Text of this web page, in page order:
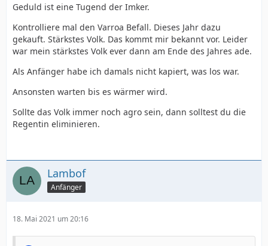
Geduld ist eine Tugend der Imker.
Kontrolliere mal den Varroa Befall. Dieses Jahr dazu
gekauft. Stärkstes Volk. Das kommt mir bekannt vor. Leider
war mein stärkstes Volk ever dann am Ende des Jahres ade.
Als Anfänger habe ich damals nicht kapiert, was los war.
Ansonsten warten bis es wärmer wird.
Sollte das Volk immer noch agro sein, dann solltest du die
Regentin eliminieren.
Lambof
Anfänger
18. Mai 2021 um 20:16